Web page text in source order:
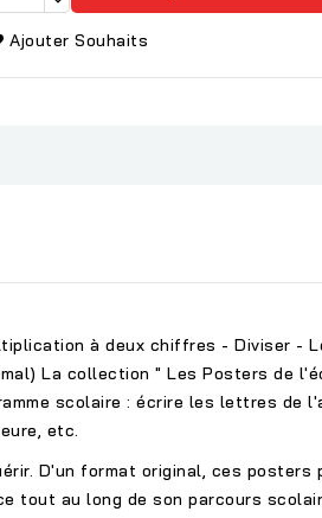
Ajouter Souhaits
à deux chiffres - Diviser -
La collection " Les Posters de
scolaire : écrire les lettres de
etc.
D'un format original, ces posters
tout au long de son parcours